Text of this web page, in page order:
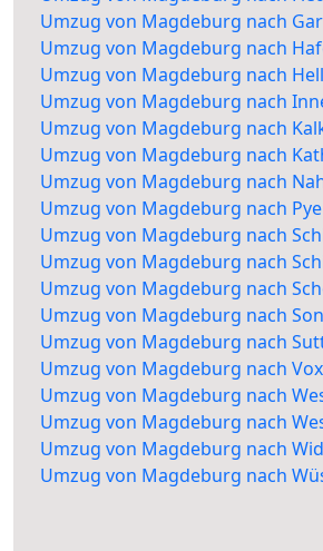
Umzug von Magdeburg nach
Umzug von Magdeburg nach
Umzug von Magdeburg nach
Umzug von Magdeburg nach
Umzug von Magdeburg nach
Umzug von Magdeburg nach
Umzug von Magdeburg nach
Umzug von Magdeburg nach Pye
Umzug von Magdeburg nach
Umzug von Magdeburg nach
Umzug von Magdeburg nach
Umzug von Magdeburg nach
Umzug von Magdeburg nach
Umzug von Magdeburg nach
Umzug von Magdeburg nach
Umzug von Magdeburg nach
Umzug von Magdeburg nach
Umzug von Magdeburg nach